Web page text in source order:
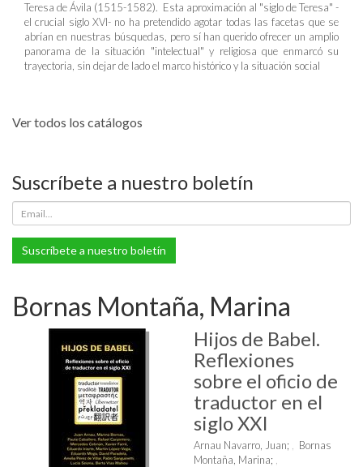
Teresa de Ávila (1515-1582). Esta aproximación al "siglo de Teresa" -
el crucial siglo XVI- no ha pretendido agotar todas las facetas que se
abrían en nuestras búsquedas, pero sí han querido ofrecer un amplio
panorama de la situación "intelectual" y religiosa que enmarcó su
trayectoria, sin dejar de lado el marco histórico y la situación social
Ver todos los catálogos
Suscríbete a nuestro boletín
Suscríbete a nuestro boletín
Bornas Montaña, Marina
Hijos de Babel.
Reflexiones
sobre el oficio de
traductor en el
siglo XXI
Arnau Navarro, Juan;
Bornas
Montaña, Marina;